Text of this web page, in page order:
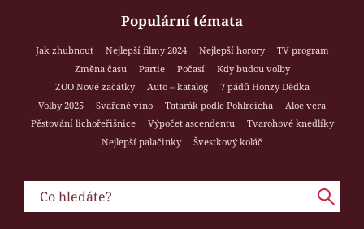
Populární témata
Jak zhubnout Nejlepší filmy 2024 Nejlepší horory
TV program
Změna času
Partie Počasí
Kdy budou volby
ZOO Nové začátky
Auto – katalog
7 pádů Honzy Dědka
Volby 2025
Svařené víno Tatarák podle Pohlreicha
Aloe vera
Pěstování lichořeřišnice
Výpočet ascendentu
Tvarohové knedlíky
Nejlepší palačinky
Švestkový koláč